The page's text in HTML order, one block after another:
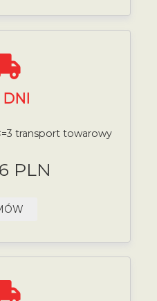
DNI
transport towarowy
PLN